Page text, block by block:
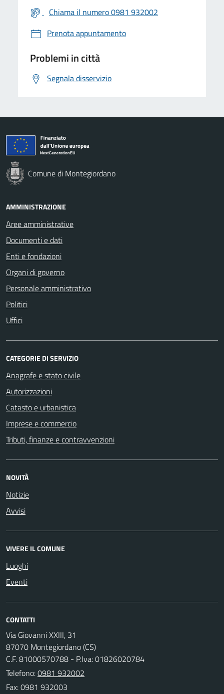
Chiama il numero 0981 932002
Prenota appuntamento
Problemi in città
Segnala disservizio
Comune di Montegiordano
AMMINISTRAZIONE
Aree amministrative
Documenti e dati
Enti e fondazioni
Organi di governo
Personale amministrativo
Politici
Uffici
CATEGORIE DI SERVIZIO
Anagrafe e stato civile
Autorizzazioni
Catasto e urbanistica
Imprese e commercio
Tributi, finanze e contravvenzioni
NOVITÀ
Notizie
Avvisi
VIVERE IL COMUNE
Luoghi
Eventi
CONTATTI
Via Giovanni XXIII, 31
87070 Montegiordano (CS)
C.F. 81000570788 - P.Iva: 01826020784
Telefono:0981 932002
Fax: 0981 932003